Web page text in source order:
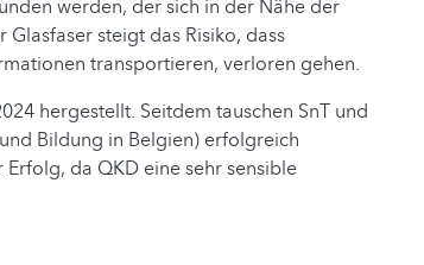
werden, der sich in der Nähe der
steigt das Risiko, dass
transportieren, verloren gehen.
hergestellt. Seitdem tauschen SnT und
Bildung in Belgien) erfolgreich
da QKD eine sehr sensible